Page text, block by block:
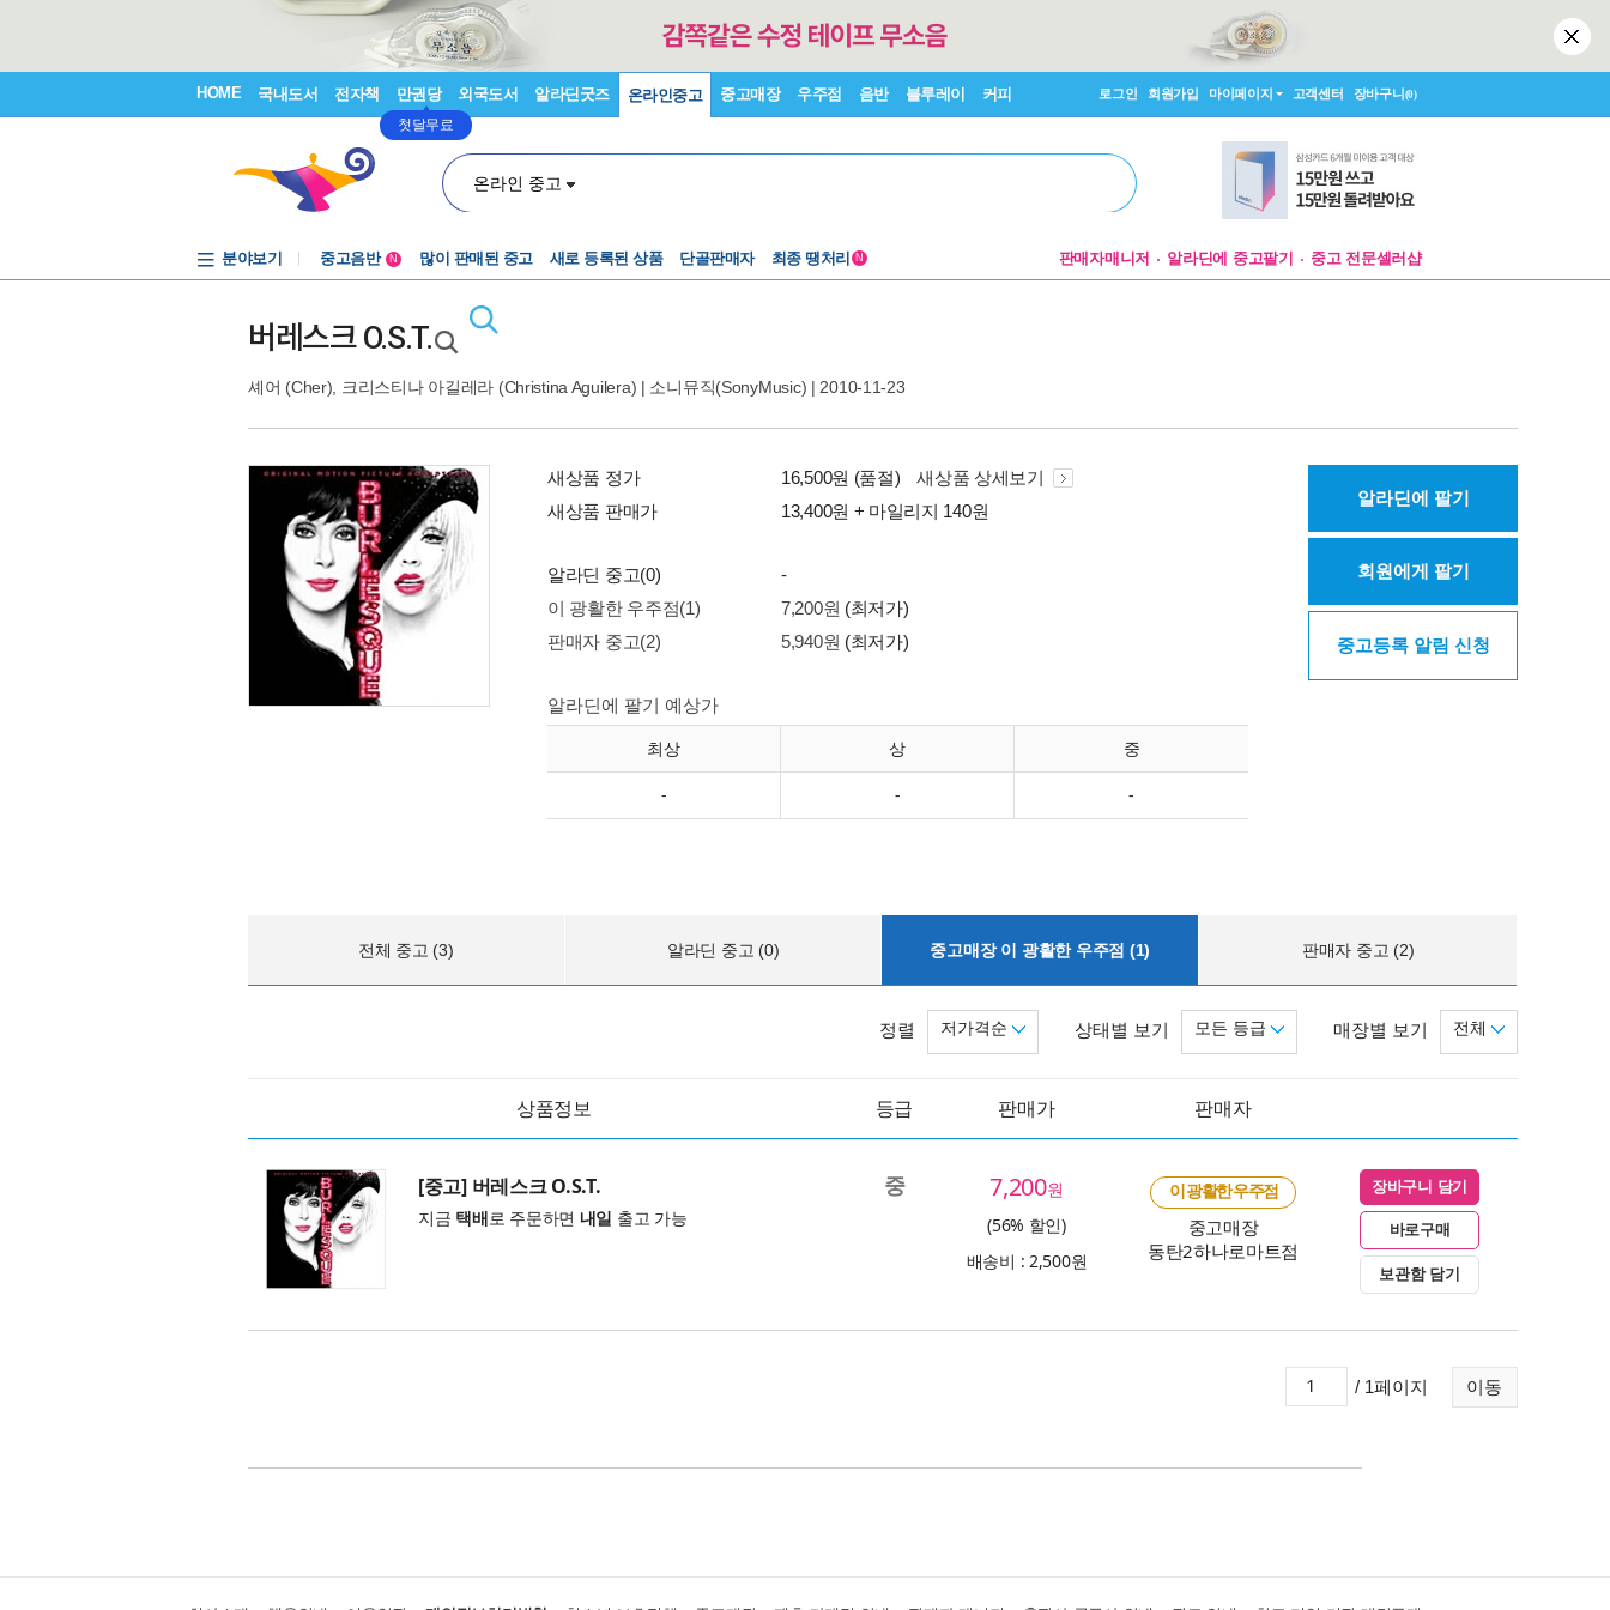
HOME 국내도서 전자책 만권당
첫달무료
외국도서 알라딘굿즈 온라인중고 중고매장 우주점 음반 블루레이 커피 로그인 회원가입 마이페이지 고객센터 장바구니(0)
온라인 중고
분야보기
중고음반
N 많이 판매된 중고 새로 등록된 상품 단골판매자 최종 땡처리 N 판매자매니저 알라딘에 중고팔기 중고 전문셀러샵
버레스크 O.S.T.
셰어 (Cher) 크리스티나 아길레라 (Christina Aguilera) | 소니뮤직(SonyMusic) | 2010-11-23
새상품 정가 16,500원 (품절)
새상품 상세보기
새상품 판매가
13,400원 + 마일리지 140원
알라딘 중고(0)
-
이 광활한 우주점(1)
7,200원 (최저가)
판매자 중고(2)
5,940원 (최저가)
알라딘에 팔기 예상가
최상 상 중
- - -
알라딘에 팔기
회원에게 팔기
중고등록 알림 신청
전체 중고 (3) 알라딘 중고 (0) 중고매장 이 광활한 우주점 (1) 판매자 중고 (2)
매장별 보기 전체
상태별 보기 모든 등급
정렬 저가격순
상품정보 등급 판매가 판매자
[중고] 버레스크 O.S.T.
지금 택배로 주문하면 내일 출고 가능
중 7,200원
(56% 할인)
배송비 : 2,500원
이 광활한 우주점
중고매장
동탄2하나로마트점
장바구니 담기
바로구매
보관함 담기
이동
/ 1페이지